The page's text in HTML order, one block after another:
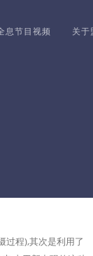
息节目视频 关于
过程),其次是利用了